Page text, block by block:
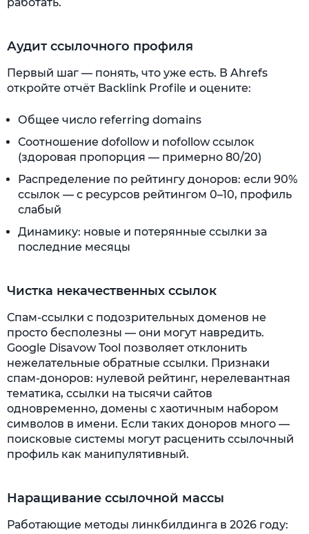
Аудит ссылочного профиля
Первый шаг — понять, что уже есть. В Ahrefs
откройте отчёт Backlink Profile и оцените:
Общее число referring domains
Соотношение dofollow и nofollow ссылок
(здоровая пропорция — примерно 80/20)
Распределение по рейтингу доноров: если 90%
ссылок — с ресурсов рейтингом 0–10, профиль
слабый
Динамику: новые и потерянные ссылки за
последние месяцы
Чистка некачественных ссылок
Спам-ссылки с подозрительных доменов не
просто бесполезны — они могут навредить.
Google Disavow Tool позволяет отклонить
нежелательные обратные ссылки. Признаки
спам-доноров: нулевой рейтинг, нерелевантная
тематика, ссылки на тысячи сайтов
одновременно, домены с хаотичным набором
символов в имени. Если таких доноров много —
поисковые системы могут расценить ссылочный
профиль как манипулятивный.
Наращивание ссылочной массы
Работающие методы линкбилдинга в 2026 году: